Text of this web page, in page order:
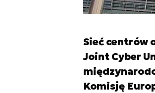
Sieć centrów
Joint Cyber
Komisję